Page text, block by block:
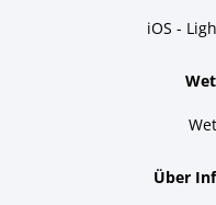
iOS -
Über